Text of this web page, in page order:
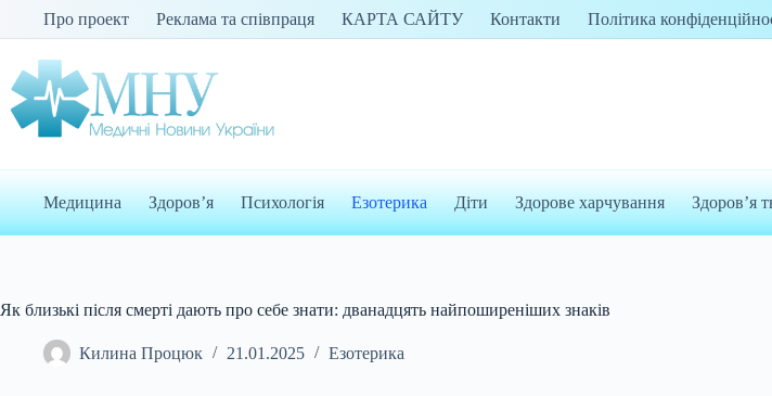
Про проект Реклама та співпраця КАРТА САЙТУ Контакти Політика
Медицина Здоров’я Психологія Езотерика Діти Здорове харчування Здоров’я
Як близькі після смерті дають про себе знати: дванадцять найпоширеніших знаків
Килина Процюк 21.01.2025 Езотерика